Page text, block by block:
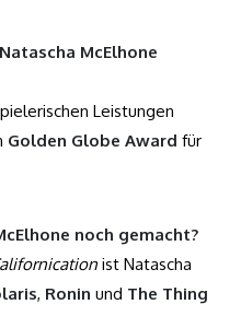
McElhone
Leistungen
Golden Globe Award für
noch gemacht?
ist Natascha
, Ronin und The Thing